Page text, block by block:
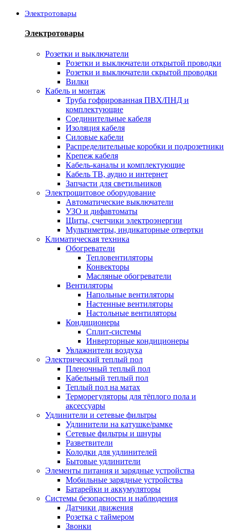
Электротовары
Электротовары
Розетки и выключатели
Розетки и выключатели открытой проводки
Розетки и выключатели скрытой проводки
Вилки
Кабель и монтаж
Труба гофрированная ПВХ/ПНД и
комплектующие
Соединительные кабеля
Изоляция кабеля
Силовые кабели
Распределительные коробки и подрозетники
Крепеж кабеля
Кабель-каналы и комплектующие
Кабель ТВ, аудио и интернет
Запчасти для светильников
Электрощитовое оборудование
Автоматические выключатели
УЗО и дифавтоматы
Щиты, счетчики электроэнергии
Мультиметры, индикаторные отвертки
Климатическая техника
Обогреватели
Тепловентиляторы
Конвекторы
Масляные обогреватели
Вентиляторы
Напольные вентиляторы
Настенные вентиляторы
Настольные вентиляторы
Кондиционеры
Сплит-системы
Инверторные кондиционеры
Увлажнители воздуха
Электрический теплый пол
Пленочный теплый пол
Кабельный теплый пол
Теплый пол на матах
Терморегуляторы для тёплого пола и
аксессуары
Удлинители и сетевые фильтры
Удлинители на катушке/рамке
Сетевые фильтры и шнуры
Разветвители
Колодки для удлинителей
Бытовые удлинители
Элементы питания и зарядные устройства
Мобильные зарядные устройства
Батарейки и аккумуляторы
Системы безопасности и наблюдения
Датчики движения
Розетка с таймером
Звонки